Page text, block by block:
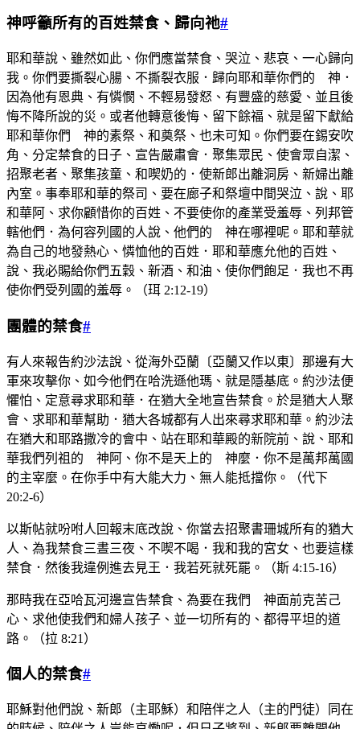
神呼籲所有的百姓禁食、歸向祂#
耶和華說、雖然如此、你們應當禁食、哭泣、悲哀、一心歸向
我。你們要撕裂心腸、不撕裂衣服．歸向耶和華你們的 神．
因為他有恩典、有憐憫、不輕易發怒、有豐盛的慈愛、並且後
悔不降所說的災。或者他轉意後悔、留下餘福、就是留下獻給
耶和華你們 神的素祭、和奠祭、也未可知。你們要在錫安吹
角、分定禁食的日子、宣告嚴肅會．聚集眾民、使會眾自潔、
招聚老者、聚集孩童、和喫奶的．使新郎出離洞房、新婦出離
內室。事奉耶和華的祭司、要在廊子和祭壇中間哭泣、說、耶
和華阿、求你顧惜你的百姓、不要使你的產業受羞辱、列邦管
轄他們．為何容列國的人說、他們的 神在哪裡呢。耶和華就
為自己的地發熱心、憐恤他的百姓．耶和華應允他的百姓、
說、我必賜給你們五穀、新酒、和油、使你們飽足．我也不再
使你們受列國的羞辱。（珥 2:12-19）
團體的禁食#
有人來報告約沙法說、從海外亞蘭〔亞蘭又作以東〕那邊有大
軍來攻擊你、如今他們在哈洗遜他瑪、就是隱基底。約沙法便
懼怕、定意尋求耶和華．在猶大全地宣告禁食。於是猶大人聚
會、求耶和華幫助．猶大各城都有人出來尋求耶和華。約沙法
在猶大和耶路撒冷的會中、站在耶和華殿的新院前、說、耶和
華我們列祖的 神阿、你不是天上的 神麼．你不是萬邦萬國
的主宰麼。在你手中有大能大力、無人能抵擋你。（代下
20:2-6）
以斯帖就吩咐人回報末底改說、你當去招聚書珊城所有的猶大
人、為我禁食三晝三夜、不喫不喝．我和我的宮女、也要這樣
禁食．然後我違例進去見王．我若死就死罷。（斯 4:15-16）
那時我在亞哈瓦河邊宣告禁食、為要在我們 神面前克苦己
心、求他使我們和婦人孩子、並一切所有的、都得平坦的道
路。（拉 8:21）
個人的禁食#
耶穌對他們說、新郎（主耶穌）和陪伴之人（主的門徒）同在